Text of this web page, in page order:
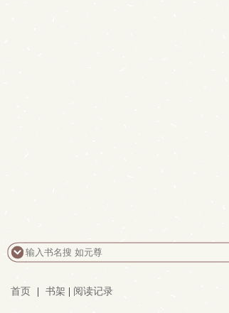
首页 书架 阅读记录